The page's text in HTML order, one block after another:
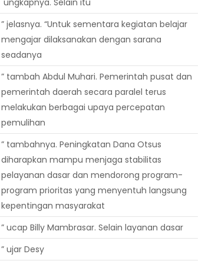
 ungkapnya. Selain itu
” jelasnya. “Untuk sementara kegiatan belajar
mengajar dilaksanakan dengan sarana
seadanya
” tambah Abdul Muhari. Pemerintah pusat dan
pemerintah daerah secara paralel terus
melakukan berbagai upaya percepatan
pemulihan
” tambahnya. Peningkatan Dana Otsus
diharapkan mampu menjaga stabilitas
pelayanan dasar dan mendorong program-
program prioritas yang menyentuh langsung
kepentingan masyarakat
” ucap Billy Mambrasar. Selain layanan dasar
” ujar Desy